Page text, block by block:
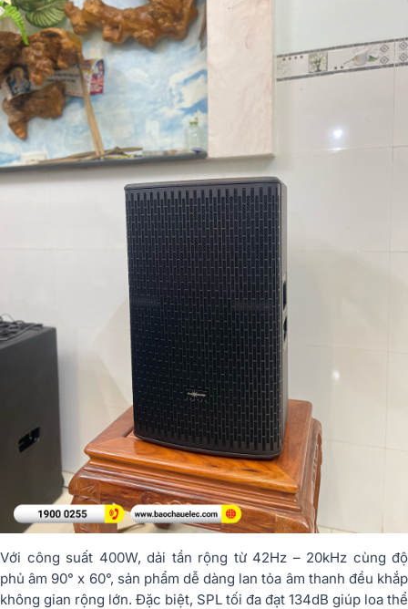
Với công suất 400W, dải tần rộng từ 42Hz – 20kHz cùng độ
phủ âm 90° x 60°, sản phẩm dễ dàng lan tỏa âm thanh đều khắp
không gian rộng lớn. Đặc biệt, SPL tối đa đạt 134dB giúp loa thể